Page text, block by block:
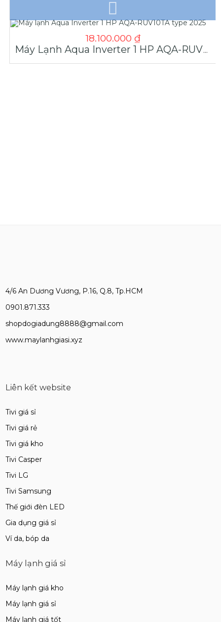
18.100.000 ₫
Máy Lạnh Aqua Inverter 1 HP AQA-RUV10TA Type 2025
4/6 An Dương Vương, P.16, Q.8, Tp.HCM
0901.871.333
shopdogiadung8888@gmail.com
www.maylanhgiasi.xyz
Liên kết website
Tivi giá sỉ
Tivi giá rẻ
Tivi giá kho
Tivi Casper
Tivi LG
Tivi Samsung
Thế giới đèn LED
Gia dụng giá sỉ
Ví da, bóp da
Máy lạnh giá sỉ
Máy lạnh giá kho
Máy lạnh giá sỉ
Máy lạnh giá tốt